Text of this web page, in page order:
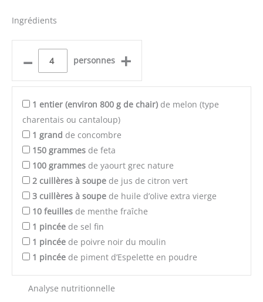
Ingrédients
– personnes +
1 entier (environ 800 g de chair) de melon (type
charentais ou cantaloup)
1 grand de concombre
150 grammes de feta
100 grammes de yaourt grec nature
2 cuillères à soupe de jus de citron vert
3 cuillères à soupe de huile d’olive extra vierge
10 feuilles de menthe fraîche
1 pincée de sel fin
1 pincée de poivre noir du moulin
1 pincée de piment d’Espelette en poudre
Analyse nutritionnelle